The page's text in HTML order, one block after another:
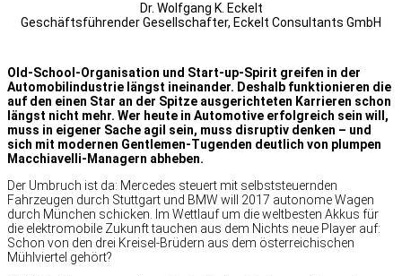
Dr. Wolfgang K. Eckelt
Geschäftsführender Gesellschafter, Eckelt Consultants GmbH
Old-School-Organisation und Start-up-Spirit greifen in der
Automobilindustrie längst ineinander. Deshalb funktionieren die
auf den einen Star an der Spitze ausgerichteten Karrieren schon
längst nicht mehr. Wer heute in Automotive erfolgreich sein will,
muss in eigener Sache agil sein, muss disruptiv denken – und
sich mit modernen Gentlemen-Tugenden deutlich von plumpen
Macchiavelli-Managern abheben.
Der Umbruch ist da: Mercedes steuert mit selbststeuernden
Fahrzeugen durch Stuttgart und BMW will 2017 autonome Wagen
durch München schicken. Im Wettlauf um die weltbesten Akkus für
die elektromobile Zukunft tauchen aus dem Nichts neue Player auf:
Schon von den drei Kreisel-Brüdern aus dem österreichischen
Mühlviertel gehört?